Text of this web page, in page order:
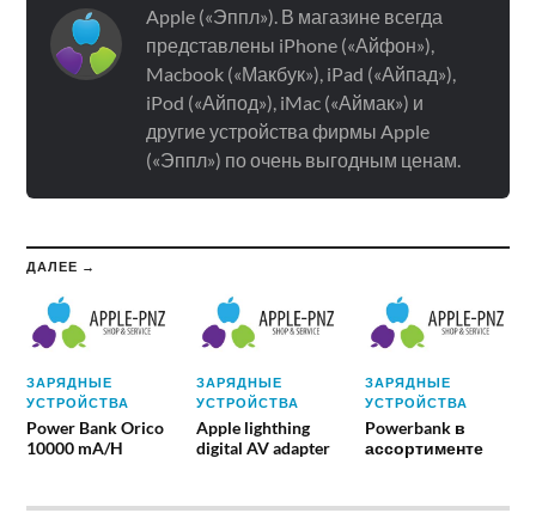
Apple («Эппл»). В магазине всегда
представлены iPhone («Айфон»),
Macbook («Макбук»), iPad («Айпад»),
iPod («Айпод»), iMac («Аймак») и
другие устройства фирмы Apple
(«Эппл») по очень выгодным ценам.
ДАЛЕЕ →
ЗАРЯДНЫЕ
УСТРОЙСТВА
Power Bank Orico
10000 mA/H
ЗАРЯДНЫЕ
УСТРОЙСТВА
Apple lighthing
digital AV adapter
ЗАРЯДНЫЕ
УСТРОЙСТВА
Powerbank в
ассортименте